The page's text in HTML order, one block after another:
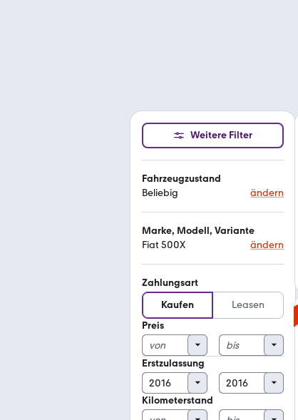
Weitere Filter
Fahrzeugzustand
Beliebig
ändern
Marke, Modell, Variante
Fiat 500X
ändern
Zahlungsart
Kaufen
Leasen
Preis
Erstzulassung
Kilometerstand